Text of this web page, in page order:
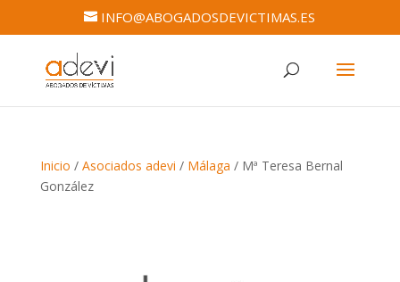
INFO@ABOGADOSDEVICTIMAS.ES
Inicio / Asociados adevi / Málaga / Mª Teresa Bernal
González